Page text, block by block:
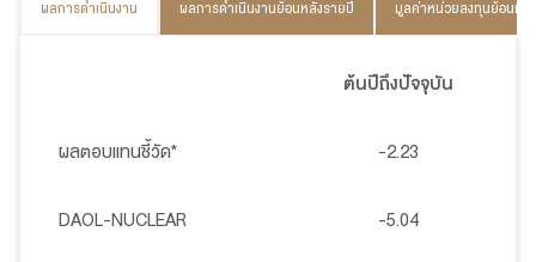
ผลการดำเนินงาน ผลการดำเนินงานย้อนหลังรายปี มูลค่าหน่วยลงทุนย้อนหลัง
ต้นปีถึงปัจจุบัน
ผลตอบแทนชี้วัด* -2.23
DAOL-NUCLEAR -5.04